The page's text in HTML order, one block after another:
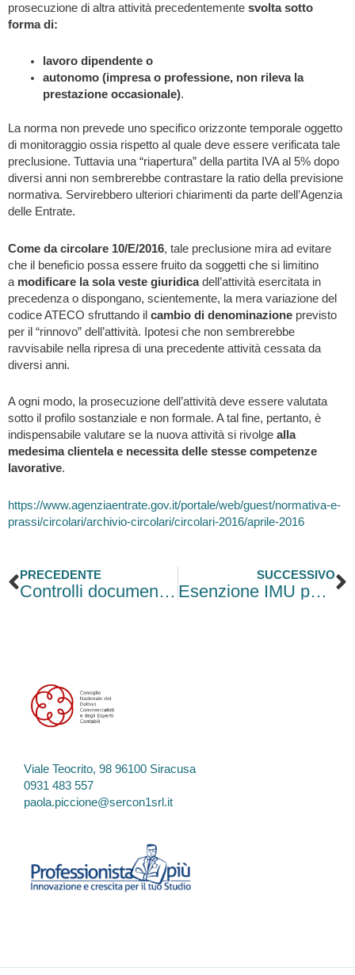
prosecuzione di altra attività precedentemente svolta sotto
forma di:
lavoro dipendente o
autonomo (impresa o professione, non rileva la
prestazione occasionale).
La norma non prevede uno specifico orizzonte temporale oggetto
di monitoraggio ossia rispetto al quale deve essere verificata tale
preclusione. Tuttavia una “riapertura” della partita IVA al 5% dopo
diversi anni non sembrerebbe contrastare la ratio della previsione
normativa. Servirebbero ulteriori chiarimenti da parte dell’Agenzia
delle Entrate.
Come da circolare 10/E/2016, tale preclusione mira ad evitare
che il beneficio possa essere fruito da soggetti che si limitino
a modificare la sola veste giuridicadell’attività esercitata in
precedenza o dispongano, scientemente, la mera variazione del
codice ATECO sfruttando il cambio di denominazione previsto
per il “rinnovo” dell’attività. Ipotesi che non sembrerebbe
ravvisabile nella ripresa di una precedente attività cessata da
diversi anni.
A ogni modo, la prosecuzione dell’attività deve essere valutata
sotto il profilo sostanziale e non formale. A tal fine, pertanto, è
indispensabile valutare se la nuova attività si rivolge alla
medesima clientela e necessita delle stesse competenze
lavorative.
https://www.agenziaentrate.gov.it/portale/web/guest/normativa-e-
prassi/circolari/archivio-circolari/circolari-2016/aprile-2016
Precedente
PRECEDENTE
Controlli documentali per concessione ed erogazione dei contributi
SUCCESSIVO
Esenzione IMU per gli alloggi sociali degli ex IACP
Viale Teocrito, 98 96100 Siracusa
0931 483 557
paola.piccione@sercon1srl.it